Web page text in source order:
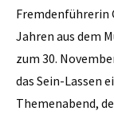
Fremdenführerin
Jahren aus dem
zum 30.
das Sein-Lassen
Themenabend,